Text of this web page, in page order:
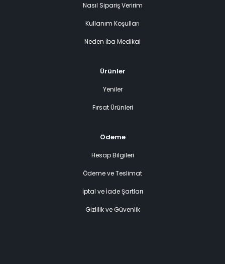
Nasıl Sipariş Veririm
Kullanım Koşulları
Neden İba Medikal
Ürünler
Yeniler
Fırsat Ürünleri
Ödeme
Hesap Bilgileri
Ödeme ve Teslimat
İptal ve İade Şartları
Gizlilik ve Güvenlik